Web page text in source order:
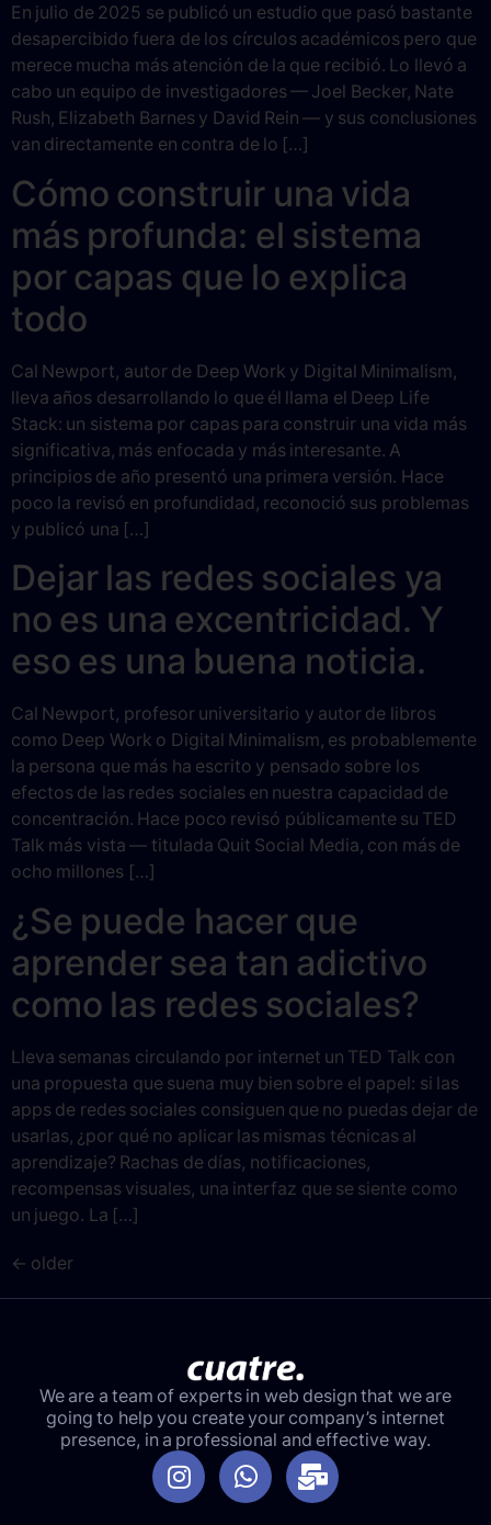
En julio de 2025 se publicó un estudio que pasó bastante
desapercibido fuera de los círculos académicos pero que
merece mucha más atención de la que recibió. Lo llevó a
cabo un equipo de investigadores — Joel Becker, Nate
Rush, Elizabeth Barnes y David Rein — y sus conclusiones
van directamente en contra de lo […]
Cómo construir una vida
más profunda: el sistema
por capas que lo explica
todo
Cal Newport, autor de Deep Work y Digital Minimalism,
lleva años desarrollando lo que él llama el Deep Life
Stack: un sistema por capas para construir una vida más
significativa, más enfocada y más interesante. A
principios de año presentó una primera versión. Hace
poco la revisó en profundidad, reconoció sus problemas
y publicó una […]
Dejar las redes sociales ya
no es una excentricidad. Y
eso es una buena noticia.
Cal Newport, profesor universitario y autor de libros
como Deep Work o Digital Minimalism, es probablemente
la persona que más ha escrito y pensado sobre los
efectos de las redes sociales en nuestra capacidad de
concentración. Hace poco revisó públicamente su TED
Talk más vista — titulada Quit Social Media, con más de
ocho millones […]
¿Se puede hacer que
aprender sea tan adictivo
como las redes sociales?
Lleva semanas circulando por internet un TED Talk con
una propuesta que suena muy bien sobre el papel: si las
apps de redes sociales consiguen que no puedas dejar de
usarlas, ¿por qué no aplicar las mismas técnicas al
aprendizaje? Rachas de días, notificaciones,
recompensas visuales, una interfaz que se siente como
un juego. La […]
← older
We are a team of experts in web design that we are
going to help you create your company’s internet
presence, in a professional and effective way.